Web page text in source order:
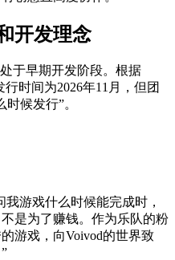
开发理念
于早期开发阶段。根据
时间为2026年11月，但团
候发行”。
我游戏什么时候能完成时，
是为了赚钱。作为乐队的粉
游戏，向Voivod的世界致